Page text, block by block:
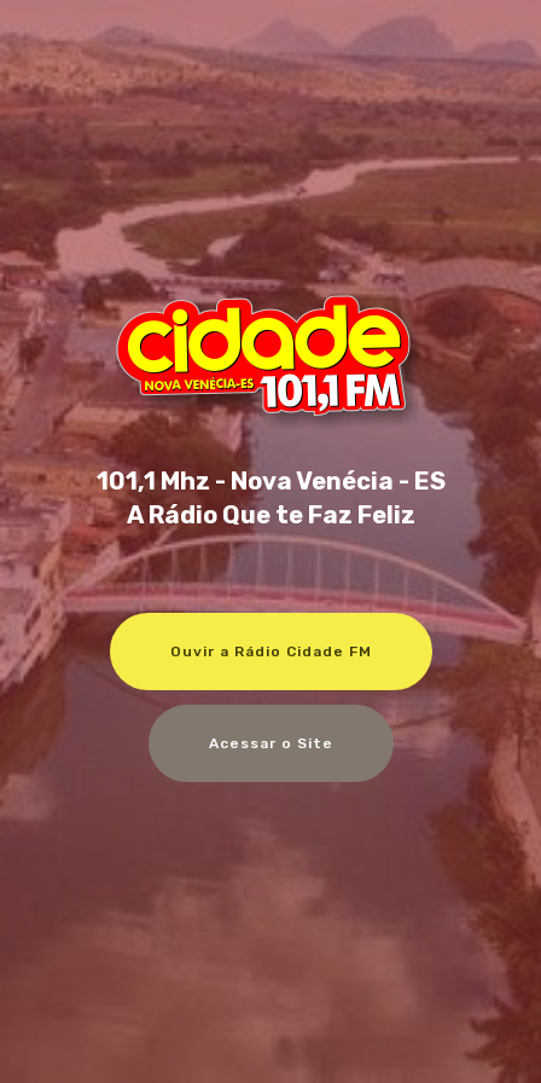
101,1 Mhz - Nova Venécia - ES
A Rádio Que te Faz Feliz
Ouvir a Rádio Cidade FM
Acessar o Site